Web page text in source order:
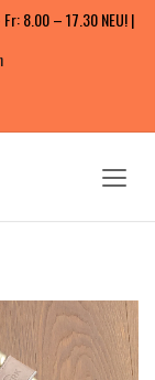
8.00 – 17.30 NEU! |